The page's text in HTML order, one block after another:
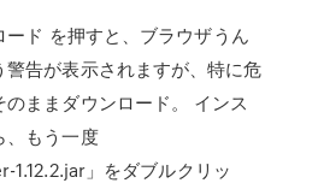
ード を押すと、ブラウザうん
告が表示されますが、特に危
ままダウンロード。 インス
、もう一度
1.12.2.jar」をダブルクリッ